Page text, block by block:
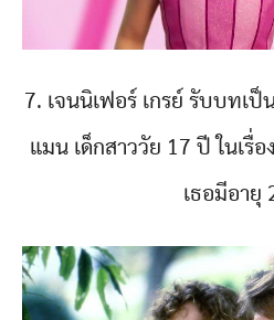
7. เจนนิเฟอร์ เกรย์ รับบทเป็
แมน เด็กสาววัย 17 ปี ในเรื่
เธอมีอายุ